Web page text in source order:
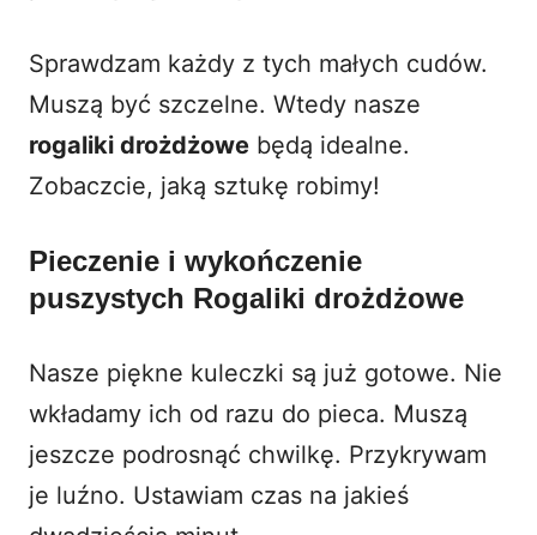
Sprawdzam każdy z tych małych cudów.
Muszą być szczelne. Wtedy nasze
rogaliki drożdżowe będą idealne.
Zobaczcie, jaką sztukę robimy!
Pieczenie i wykończenie
puszystych Rogaliki drożdżowe
Nasze piękne kuleczki są już gotowe. Nie
wkładamy ich od razu do pieca. Muszą
jeszcze podrosnąć chwilkę. Przykrywam
je luźno. Ustawiam czas na jakieś